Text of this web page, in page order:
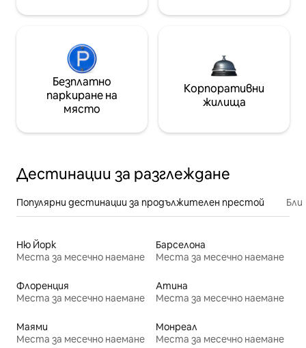
Безплатно
паркиране на
място
Корпоративни
жилища
Дестинации за разглеждане
Популярни дестинации за продължителен престой
Ню Йорк
Места за месечно наемане
Барселона
Места за месечно наемане
Флоренция
Места за месечно наемане
Атина
Места за месечно наемане
Маями
Места за месечно наемане
Монреал
Места за месечно наемане